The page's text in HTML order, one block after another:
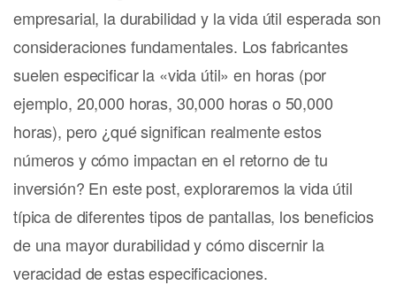
empresarial, la durabilidad y la vida útil esperada son
consideraciones fundamentales. Los fabricantes
suelen especificar la «vida útil» en horas (por
ejemplo, 20,000 horas, 30,000 horas o 50,000
horas), pero ¿qué significan realmente estos
números y cómo impactan en el retorno de tu
inversión? En este post, exploraremos la vida útil
típica de diferentes tipos de pantallas, los beneficios
de una mayor durabilidad y cómo discernir la
veracidad de estas especificaciones.